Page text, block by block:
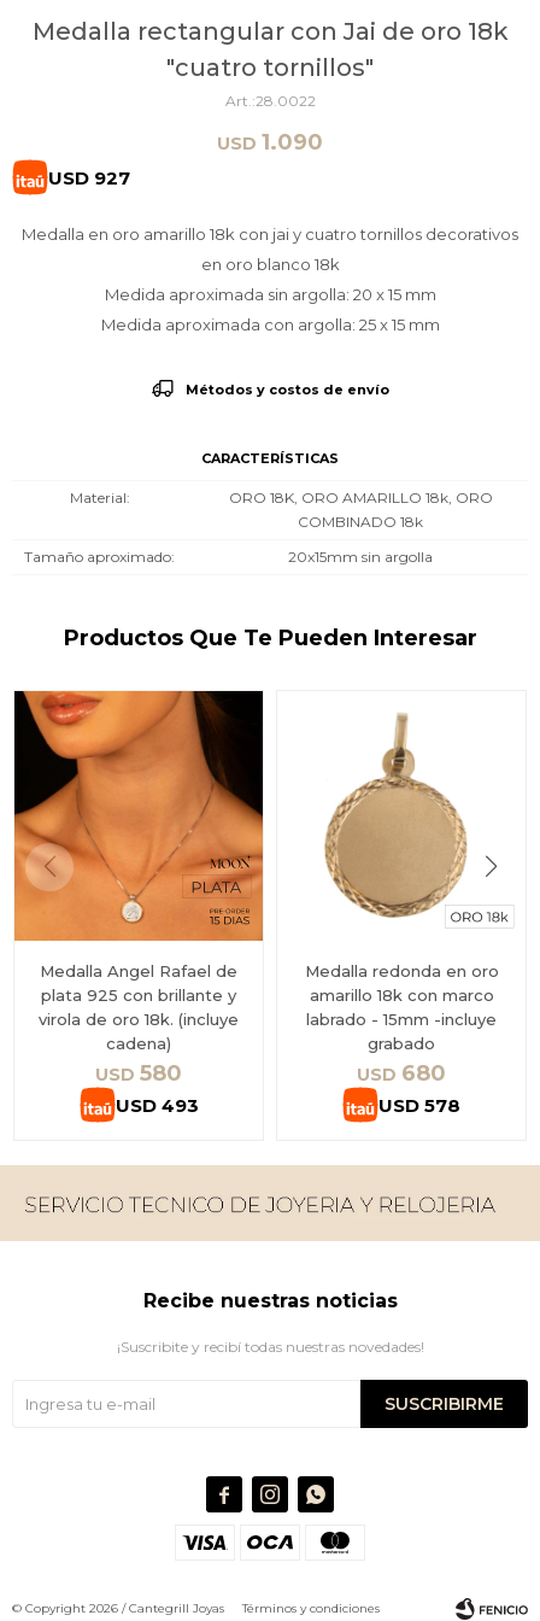
Medalla rectangular con Jai de oro 18k
"cuatro tornillos"
28.0022
USD 1.090
USD 927
Medalla en oro amarillo 18k con jai y cuatro tornillos decorativos
en oro blanco 18k
Medida aproximada sin argolla: 20 x 15 mm
Medida aproximada con argolla: 25 x 15 mm
Métodos y costos de envío
CARACTERÍSTICAS
Material
ORO 18K, ORO AMARILLO 18k, ORO
COMBINADO 18k
Tamaño aproximado
20x15mm sin argolla
Productos Que Te Pueden Interesar
Medalla Angel Rafael de
plata 925 con brillante y
virola de oro 18k. (incluye
cadena)
USD 580
USD 493
Medalla redonda en oro
amarillo 18k con marco
labrado - 15mm -incluye
grabado
USD 680
USD 578
Recibe nuestras noticias
¡Suscribite y recibí todas nuestras novedades!
SUSCRIBIRME
  
© Copyright 2026 / Cantegrill JoyasTérminos y condiciones